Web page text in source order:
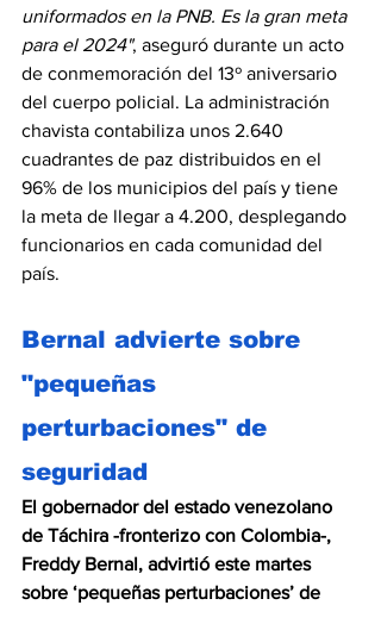
uniformados en la PNB. Es la gran meta
para el 2024", aseguró durante un acto
de conmemoración del 13º aniversario
del cuerpo policial. La administración
chavista contabiliza unos 2.640
cuadrantes de paz distribuidos en el
96% de los municipios del país y tiene
la meta de llegar a 4.200, desplegando
funcionarios en cada comunidad del
país.
Bernal advierte sobre
"pequeñas
perturbaciones" de
seguridad
El gobernador del estado venezolano
de Táchira -fronterizo con Colombia-,
Freddy Bernal, advirtió este martes
sobre ‘pequeñas perturbaciones’ de